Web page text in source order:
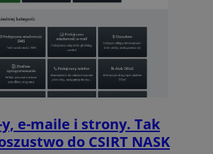
y, e-maile i strony. Tak
do CSIRT NASK